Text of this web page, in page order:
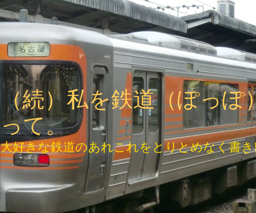
（続）私を鉄道（ぽっぽ
って。
大好きな鉄道のあれこれをとりとめなく書き